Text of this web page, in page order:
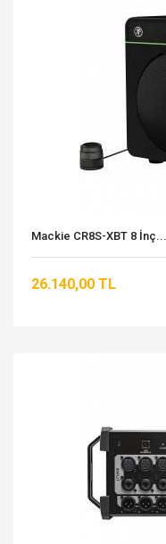
Mackie CR8S-XBT 8 İnç...
26.140,00 TL